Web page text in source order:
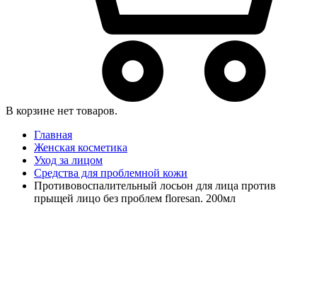
В корзине нет товаров.
Главная
Женская косметика
Уход за лицом
Средства для проблемной кожи
Противовоспалительный лосьон для лица против
прыщей лицо без проблем floresan. 200мл